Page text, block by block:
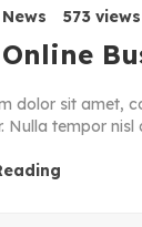
News 573 views
Online
dolor sit amet,
Nulla tempor nisl